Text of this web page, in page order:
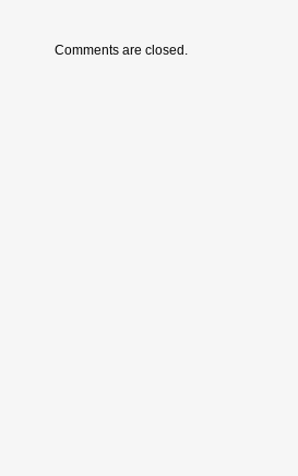
Comments are closed.